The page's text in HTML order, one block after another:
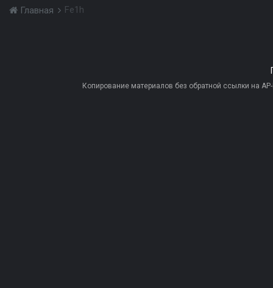
Главная Fe1h
Копирование материалов без обратной ссылки на